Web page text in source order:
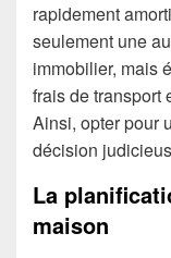
rapidement
seulement une
immobilier, mais
frais de transport
Ainsi, opter pour
décision
La
maison